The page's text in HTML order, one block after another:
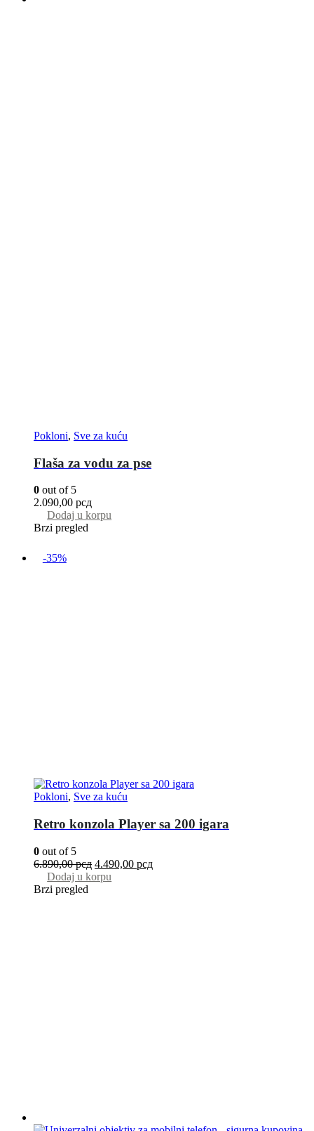
Pokloni, Sve za kuću
Flaša za vodu za pse
0 out of 5
2.090,00 рсд
Dodaj u korpu
Brzi pregled
-35%
Pokloni, Sve za kuću
Retro konzola Player sa 200 igara
0 out of 5
6.890,00рсд 4.490,00 рсд
Dodaj u korpu
Brzi pregled